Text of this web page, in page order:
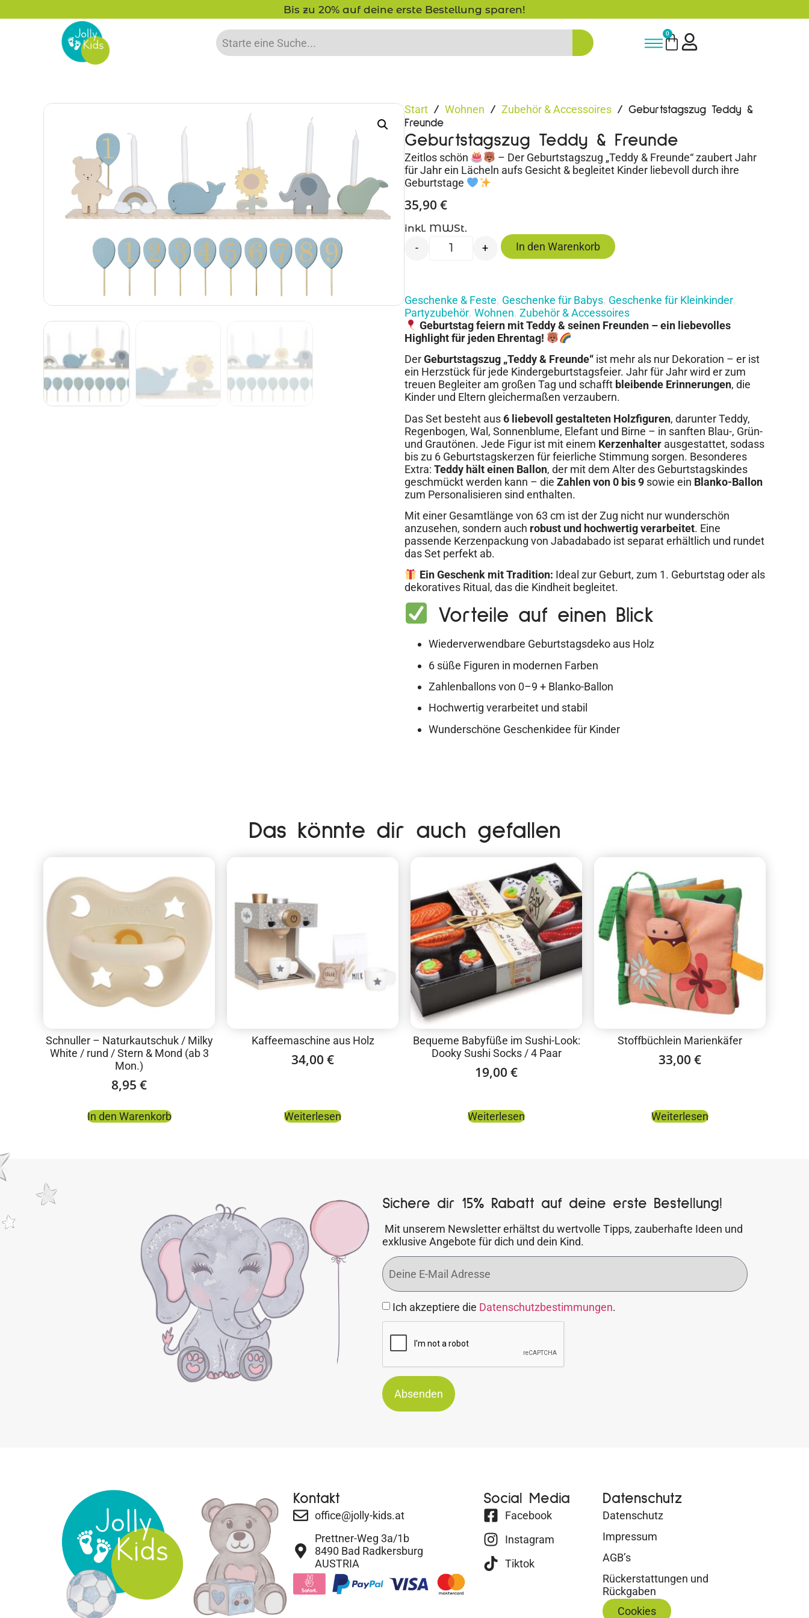
Bis zu 20% auf deine erste Bestellung sparen!
0
Start / Wohnen / Zubehör & Accessoires / Geburtstagszug Teddy &
Freunde
Geburtstagszug Teddy & Freunde
Zeitlos schön
– Der Geburtstagszug „Teddy & Freunde“ zaubert Jahr
für Jahr ein Lächeln aufs Gesicht & begleitet Kinder liebevoll durch ihre
Geburtstage
35,90 €
inkl. MWSt.
- + In den Warenkorb
Geschenke & Feste, Geschenke für Babys, Geschenke für Kleinkinder,
Partyzubehör, Wohnen, Zubehör & Accessoires
Geburtstag feiern mit Teddy & seinen Freunden – ein liebevolles
Highlight für jeden Ehrentag!
DerGeburtstagszug „Teddy & Freunde“ ist mehr als nur Dekoration – er ist
ein Herzstück für jede Kindergeburtstagsfeier. Jahr für Jahr wird er zum
treuen Begleiter am großen Tag und schafft bleibende Erinnerungen, die
Kinder und Eltern gleichermaßen verzaubern.
Das Set besteht aus6 liebevoll gestalteten Holzfiguren, darunter Teddy,
Regenbogen, Wal, Sonnenblume, Elefant und Birne – in sanften Blau-, Grün-
und Grautönen. Jede Figur ist mit einem Kerzenhalter ausgestattet, sodass
bis zu 6 Geburtstagskerzen für feierliche Stimmung sorgen. Besonderes
Extra: Teddy hält einen Ballon, der mit dem Alter des Geburtstagskindes
geschmückt werden kann – die Zahlen von 0 bis 9 sowie ein Blanko-Ballon
zum Personalisieren sind enthalten.
Mit einer Gesamtlänge von 63 cm ist der Zug nicht nur wunderschön
anzusehen, sondern auch robust und hochwertig verarbeitet. Eine
passende Kerzenpackung von Jabadabado ist separat erhältlich und rundet
das Set perfekt ab.
Ein Geschenk mit Tradition: Ideal zur Geburt, zum 1. Geburtstag oder als
dekoratives Ritual, das die Kindheit begleitet.
Vorteile auf einen Blick
Wiederverwendbare Geburtstagsdeko aus Holz
6 süße Figuren in modernen Farben
Zahlenballons von 0–9 + Blanko-Ballon
Hochwertig verarbeitet und stabil
Wunderschöne Geschenkidee für Kinder
Das könnte dir auch gefallen
Schnuller – Naturkautschuk / Milky
White / rund / Stern & Mond (ab 3
Mon.)
8,95 €
In den Warenkorb
Kaffeemaschine aus Holz
34,00 €
Weiterlesen
Bequeme Babyfüße im Sushi-Look:
Dooky Sushi Socks / 4 Paar
19,00 €
Weiterlesen
Stoffbüchlein Marienkäfer
33,00 €
Weiterlesen
Sichere dir 15% Rabatt auf deine erste Bestellung!
Mit unserem Newsletter erhältst du wertvolle Tipps, zauberhafte Ideen und
exklusive Angebote für dich und dein Kind.
Ich akzeptiere die Datenschutzbestimmungen.
Absenden
Kontakt
office@jolly-kids.at
Prettner-Weg 3a/1b
8490 Bad Radkersburg
AUSTRIA
Social Media
Facebook
Instagram
Tiktok
Datenschutz
Datenschutz
Impressum
AGB’s
Rückerstattungen und
Rückgaben
Cookies